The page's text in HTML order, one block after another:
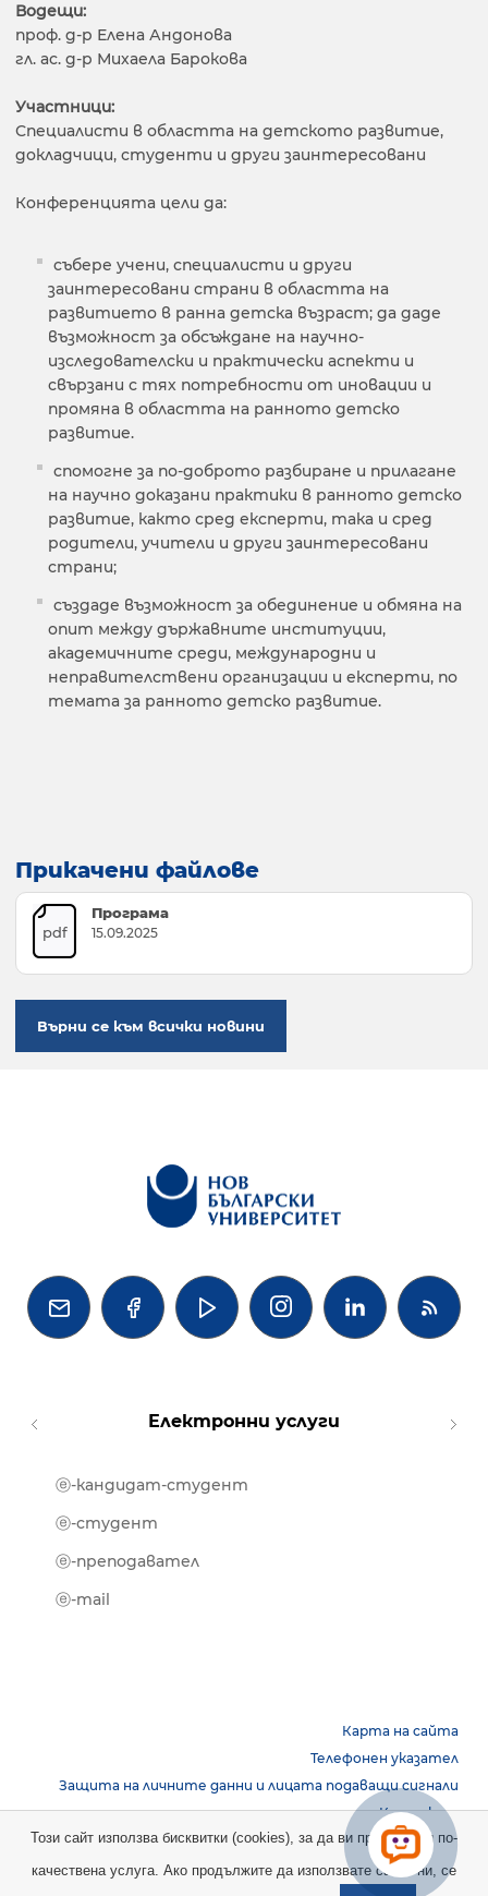
Водещи:
проф. д-р Елена Андонова
гл. ас. д-р Михаела Барокова
Участници:
Специалисти в областта на детското развитие,
докладчици, студенти и други заинтересовани
Конференцията цели да:
събере учени, специалисти и други
заинтересовани страни в областта на
развитието в ранна детска възраст; да даде
възможност за обсъждане на научно-
изследователски и практически аспекти и
свързани с тях потребности от иновации и
промяна в областта на ранното детско
развитие.
спомогне за по-доброто разбиране и прилагане
на научно доказани практики в ранното детско
развитие, както сред експерти, така и сред
родители, учители и други заинтересовани
страни;
създаде възможност за обединение и обмяна на
опит между държавните институции,
академичните среди, международни и
неправителствени организации и експерти, по
темата за ранното детско развитие.
Прикачени файлове
pdf
Програма
15.09.2025
Върни се към всички новини
   
Електронни услуги
ⓔ-кандидат-студент
ⓔ-студент
ⓔ-преподавател
ⓔ-mail
Карта на сайта
Телефонен указател
Защита на личните данни и лицата подаващи сигнали
Контакти
Copyright © 2026 НБУ. Всички права запазени.
Този сайт използва бисквитки (cookies), за да ви предостави по-
качествена услуга. Ако продължите да използвате сайта ни, се